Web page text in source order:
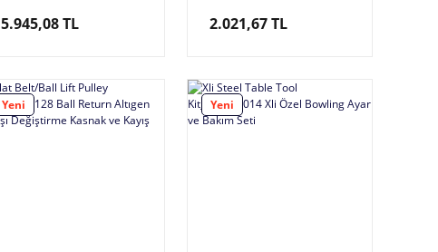
Yağı, 10 Litre, Orta/Yüksek
5.945,08 TL 2.021,67 TL
Yeni Yeni